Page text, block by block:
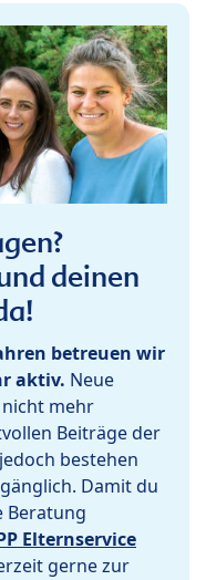
deinen
betreuen wir
aktiv. Neue
mehr
Beiträge der
bestehen
Damit du
Beratung
Elternservice
gerne zur